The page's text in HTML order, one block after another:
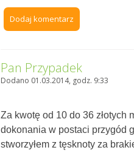
Dodaj komentarz
Pan Przypadek
Dodano 01.03.2014, godz. 9:33
Za kwotę od 10 do 36 złotych
dokonania w postaci przygód
stworzyłem z tęsknoty za